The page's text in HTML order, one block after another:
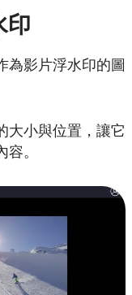
印
為影片浮水印的圖
大小與位置，讓它
。